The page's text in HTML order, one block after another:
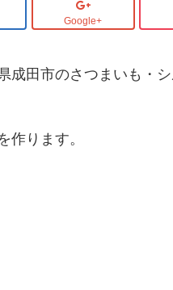
Google+
成田市のさつまいも・
作ります。